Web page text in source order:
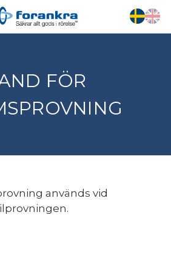
FÖR
används vid